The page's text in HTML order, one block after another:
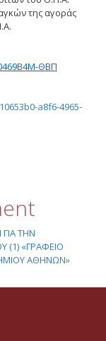
της αγοράς
ΘΒΠ
a8f6-4965-
ΤΗΝ
(1) «ΓΡΑΦΕΙΟ
ΑΘΗΝΩΝ»